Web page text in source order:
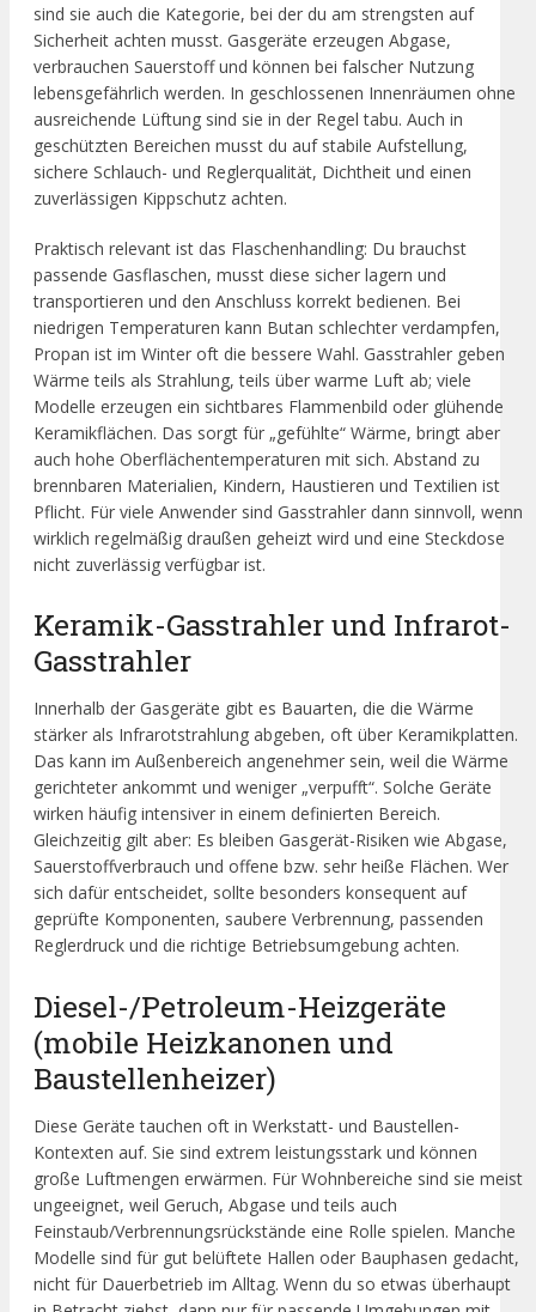
sind sie auch die Kategorie, bei der du am strengsten auf
Sicherheit achten musst. Gasgeräte erzeugen Abgase,
verbrauchen Sauerstoff und können bei falscher Nutzung
lebensgefährlich werden. In geschlossenen Innenräumen ohne
ausreichende Lüftung sind sie in der Regel tabu. Auch in
geschützten Bereichen musst du auf stabile Aufstellung,
sichere Schlauch- und Reglerqualität, Dichtheit und einen
zuverlässigen Kippschutz achten.
Praktisch relevant ist das Flaschenhandling: Du brauchst
passende Gasflaschen, musst diese sicher lagern und
transportieren und den Anschluss korrekt bedienen. Bei
niedrigen Temperaturen kann Butan schlechter verdampfen,
Propan ist im Winter oft die bessere Wahl. Gasstrahler geben
Wärme teils als Strahlung, teils über warme Luft ab; viele
Modelle erzeugen ein sichtbares Flammenbild oder glühende
Keramikflächen. Das sorgt für „gefühlte“ Wärme, bringt aber
auch hohe Oberflächentemperaturen mit sich. Abstand zu
brennbaren Materialien, Kindern, Haustieren und Textilien ist
Pflicht. Für viele Anwender sind Gasstrahler dann sinnvoll, wenn
wirklich regelmäßig draußen geheizt wird und eine Steckdose
nicht zuverlässig verfügbar ist.
Keramik-Gasstrahler und Infrarot-
Gasstrahler
Innerhalb der Gasgeräte gibt es Bauarten, die die Wärme
stärker als Infrarotstrahlung abgeben, oft über Keramikplatten.
Das kann im Außenbereich angenehmer sein, weil die Wärme
gerichteter ankommt und weniger „verpufft“. Solche Geräte
wirken häufig intensiver in einem definierten Bereich.
Gleichzeitig gilt aber: Es bleiben Gasgerät-Risiken wie Abgase,
Sauerstoffverbrauch und offene bzw. sehr heiße Flächen. Wer
sich dafür entscheidet, sollte besonders konsequent auf
geprüfte Komponenten, saubere Verbrennung, passenden
Reglerdruck und die richtige Betriebsumgebung achten.
Diesel-/Petroleum-Heizgeräte
(mobile Heizkanonen und
Baustellenheizer)
Diese Geräte tauchen oft in Werkstatt- und Baustellen-
Kontexten auf. Sie sind extrem leistungsstark und können
große Luftmengen erwärmen. Für Wohnbereiche sind sie meist
ungeeignet, weil Geruch, Abgase und teils auch
Feinstaub/Verbrennungsrückstände eine Rolle spielen. Manche
Modelle sind für gut belüftete Hallen oder Bauphasen gedacht,
nicht für Dauerbetrieb im Alltag. Wenn du so etwas überhaupt